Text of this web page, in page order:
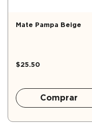
Mate Pampa Beige
$25.50
Comprar